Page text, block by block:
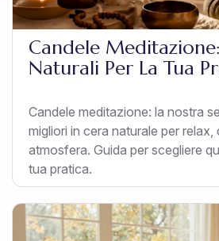
Candele
Naturali Per La Tua
Candele meditazione: la nostra
migliori in cera naturale per relax,
atmosfera. Guida per scegliere
tua pratica.